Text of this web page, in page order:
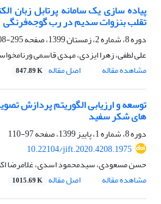
پیاده سازی یک سامانه پرتابل زبان
تقلب بنزوات سدیم در رب گوجه‌فرنگی
دوره 8، شماره 2، زمستان 1399، صفحه
295-308
علی لطفی، زهرا ایزدی، مهدی قاسمی
مشاهده مقاله
اصل مقاله 847.89 K
توسعه و ارزیابی الگوریتم پردازش
های شکر سفید
دوره 8، شماره 1، پاییز 1399، صفحه
97-110
10.22104/jift.2020.4208.1975
حسن مسعودی، سیدمحمود اسدی، غلامرضا
مشاهده مقاله
اصل مقاله 1015.69 K